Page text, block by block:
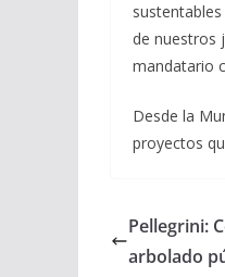
de nuestros
mandatario
Desde la
proyectos
Pellegrini:
arbolado